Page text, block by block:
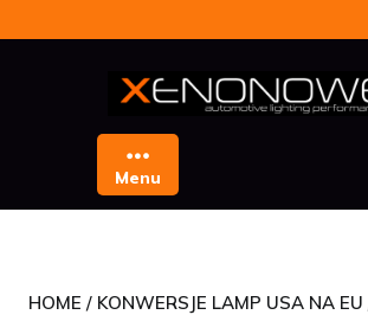
to
Menu
HOME / KONWERSJE LAMP USA NA EU